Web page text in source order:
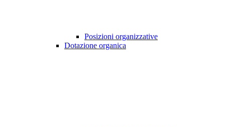
Posizioni organizzative
Dotazione organica